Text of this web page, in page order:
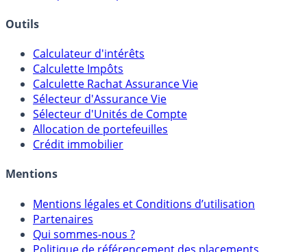
Banques & Comptes rémunérés
Outils
Calculateur d'intérêts
Calculette Impôts
Calculette Rachat Assurance Vie
Sélecteur d'Assurance Vie
Sélecteur d'Unités de Compte
Crédit immobilier
Mentions
Mentions légales et Conditions d’utilisation
Partenaires